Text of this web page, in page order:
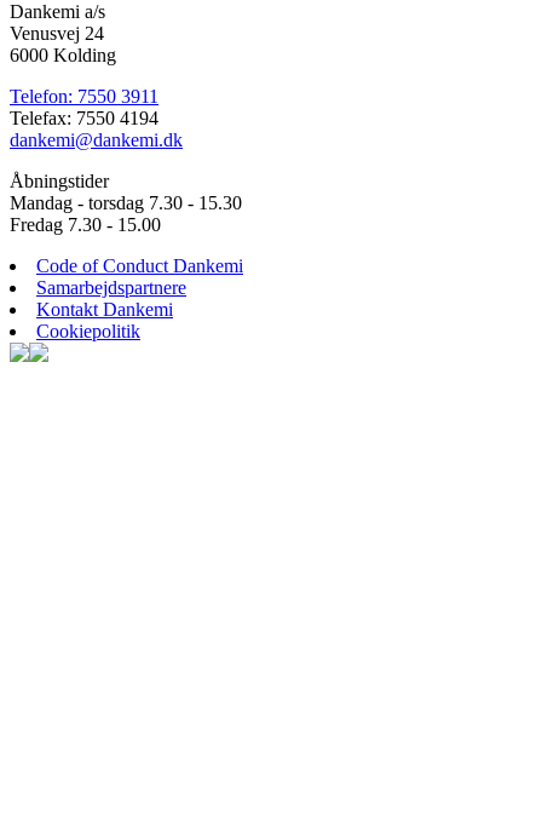
Dankemi a/s
Venusvej 24
6000 Kolding
Telefon: 7550 3911
Telefax: 7550 4194
dankemi@dankemi.dk
Åbningstider
Mandag - torsdag 7.30 - 15.30
Fredag 7.30 - 15.00
Code of Conduct Dankemi
Samarbejdspartnere
Kontakt Dankemi
Cookiepolitik